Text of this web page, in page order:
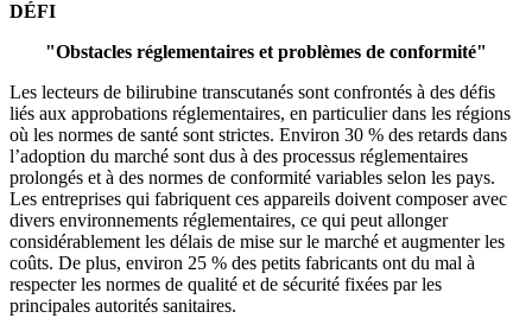
DÉFI
"Obstacles réglementaires et problèmes de conformité"
Les lecteurs de bilirubine transcutanés sont confrontés à des défis
liés aux approbations réglementaires, en particulier dans les régions
où les normes de santé sont strictes. Environ 30 % des retards dans
l’adoption du marché sont dus à des processus réglementaires
prolongés et à des normes de conformité variables selon les pays.
Les entreprises qui fabriquent ces appareils doivent composer avec
divers environnements réglementaires, ce qui peut allonger
considérablement les délais de mise sur le marché et augmenter les
coûts. De plus, environ 25 % des petits fabricants ont du mal à
respecter les normes de qualité et de sécurité fixées par les
principales autorités sanitaires.